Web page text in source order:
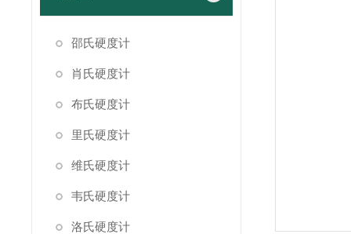
邵氏硬度计
肖氏硬度计
布氏硬度计
里氏硬度计
维氏硬度计
韦氏硬度计
洛氏硬度计